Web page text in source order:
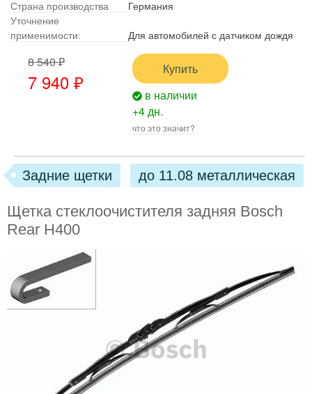
Страна производства
Германия
Уточнение
применимости:
Для автомобилей с датчиком дождя
8 540 ₽
7 940 ₽
Купить
в наличии
+4 дн.
что это значит?
Задние щетки до 11.08 металлическая
Щетка стеклоочистителя задняя Bosch
Rear H400